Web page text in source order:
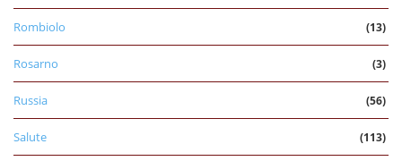
Rombiolo (13)
Rosarno (3)
Russia (56)
Salute (113)